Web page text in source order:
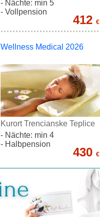
- Nächte: min 5
- Vollpension
412 €
Wellness Medical 2026
Kurort Trencianske Teplice
- Nächte: min 4
- Halbpension
430 €